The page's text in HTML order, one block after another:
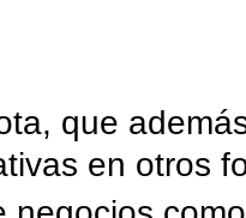
que
en otros